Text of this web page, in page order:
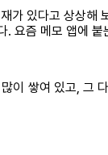
가 있다고 상상해
요즘 메모 앱에
이 쌓여 있고, 그